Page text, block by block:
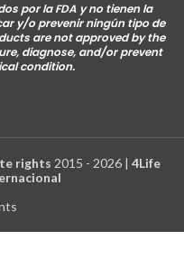
por la FDA y no tienen la
y/o prevenir ningún tipo de
are not approved by the
diagnose, and/or prevent
condition.
rights 2015 - 2026 | 4Life